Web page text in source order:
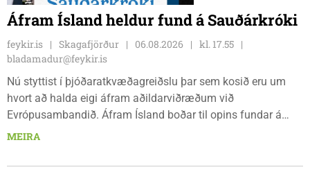
Áfram Ísland heldur fund á Sauðárkróki
feykir.is Skagafjörður 06.08.2026
kl. 17.55
bladamadur@feykir.is
Nú styttist í þjóðaratkvæðagreiðslu þar sem kosið eru um
hvort að halda eigi áfram aðildarviðræðum við
Evrópusambandið. Áfram Ísland boðar til opins fundar á
Frímúrarasalnum Borgarmýri 1 á Sauðarkróki, laugardaginn
nauðsynleg.
MEIRA